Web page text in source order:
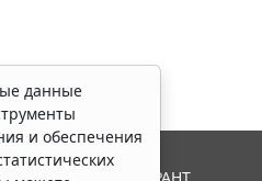
данные
и обеспечения